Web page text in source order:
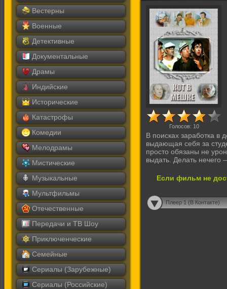
Вестерны
Военные
Детективные
Документальные
Драмы
Индийские
Исторические
Катастрофы
Комедии
Мелодрамы
Мистические
Музыкальные
Мультфильмы
Отечественные
Передачи и ТВ Шоу
Приключенческие
Семейные
Сериалы (Зарубежные)
Сериалы (Российские)
Голосов: 10
В поисках заработка в
выдающая себя за
просто обязаны не
выдать. Делать нечего
Если фильм не
Плеер 1 (В Контакте)